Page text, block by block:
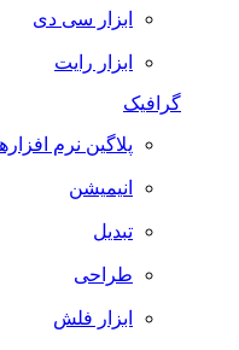
ابزار سی دی
ابزار رایت
گرافیک
پلاگین نرم افزارها
انیمیشن
تبدیل
طراحی
ابزار فلش